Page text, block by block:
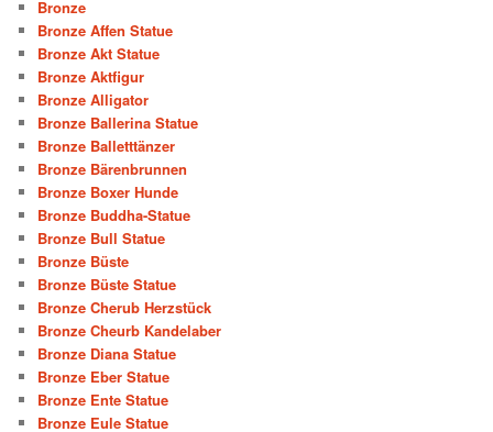
Bronze
Bronze Affen Statue
Bronze Akt Statue
Bronze Aktfigur
Bronze Alligator
Bronze Ballerina Statue
Bronze Balletttänzer
Bronze Bärenbrunnen
Bronze Boxer Hunde
Bronze Buddha-Statue
Bronze Bull Statue
Bronze Büste
Bronze Büste Statue
Bronze Cherub Herzstück
Bronze Cheurb Kandelaber
Bronze Diana Statue
Bronze Eber Statue
Bronze Ente Statue
Bronze Eule Statue